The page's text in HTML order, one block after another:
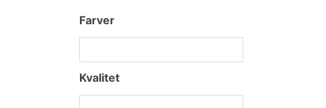
Farver
Kvalitet